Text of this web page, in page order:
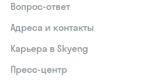
Вопрос-ответ
Адреса и контакты
Карьера в Skyeng
Пресс-центр